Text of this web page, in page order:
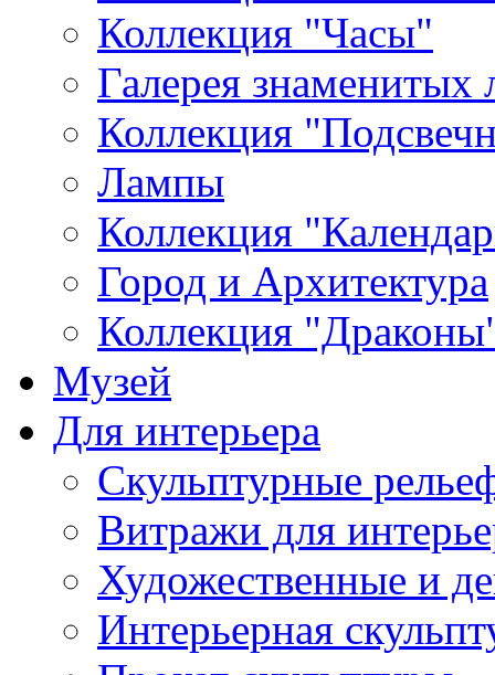
Коллекция "Часы"
Галерея знаменитых
Коллекция
Лампы
Коллекция
Город и Архитектура
Коллекция
Музей
Для интерьера
Скульптурные
Витражи для
Художественные и
Интерьерная